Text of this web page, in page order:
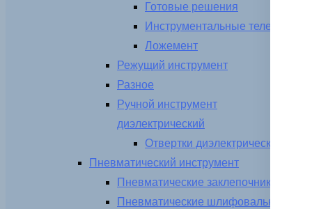
Готовые решения
Инструментальные тележки
Ложемент
Режущий инструмент
Разное
Ручной инструмент
диэлектрический
Отвертки диэлектрические
Пневматический инструмент
Пневматические заклепочники
Пневматические шлифовальные